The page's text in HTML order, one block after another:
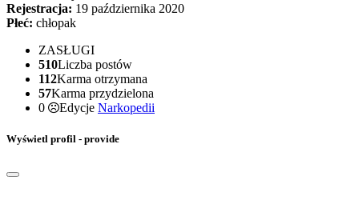
Rejestracja: 19 października 2020
Płeć: chłopak
ZASŁUGI
510Liczba postów
112Karma otrzymana
57Karma przydzielona
0
Edycje Narkopedii
Wyświetl profil - provide